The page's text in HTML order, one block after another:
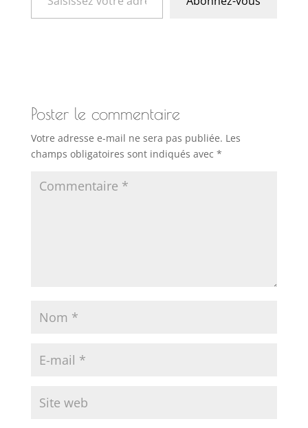
Poster le commentaire
Votre adresse e-mail ne sera pas publiée. Les
champs obligatoires sont indiqués avec *